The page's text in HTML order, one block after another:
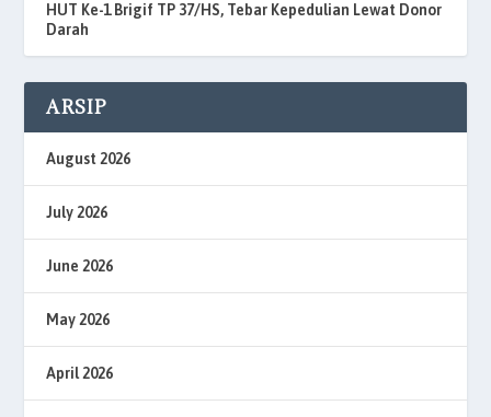
HUT Ke-1 Brigif TP 37/HS, Tebar Kepedulian Lewat Donor
Darah
ARSIP
August 2026
July 2026
June 2026
May 2026
April 2026